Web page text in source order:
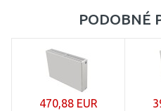
PODOBNÉ
470,88 EUR